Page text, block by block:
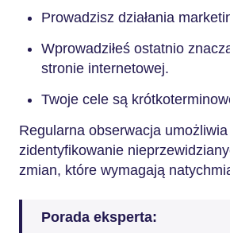
Prowadzisz działania
Wprowadziłeś ostatnio
stronie internetowej.
Twoje cele są
Regularna obserwacja
zidentyfikowanie
zmian, które wymagają
Porada eksperta: